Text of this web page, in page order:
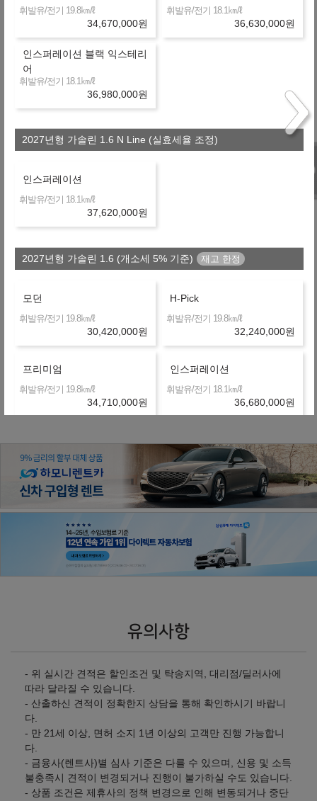
H 금융사
장기렌터카
539,800
+3,062,160
36개월
금융사
월 558,800
원
C 월 575,850 원
+4,359,960
금융사
온라인 비교
월 577,280
36개월
제휴 금융사
※ 약정거리 : 2만km/년
※ 보험 : 대인 무한, 대물 1억, 26세이상
유의사항
- 위 실시간 견적은 할인조건 및 탁송지역, 대리점/딜러사에
따라 달라질 수 있습니다.
- 산출하신 견적이 정확한지 상담을 통해 확인하시기 바랍니
다.
- 만 21세 이상, 면허 소지 1년 이상의 고객만 진행 가능합니
다.
- 금융사(렌트사)별 심사 기준은 다를 수 있으며, 신용 및 소득
불충족시 견적이 변경되거나 진행이 불가하실 수도 있습니다.
- 상품 조건은 제휴사의 정책 변경으로 인해 변동되거나 중단
휘발유/전기 19.8㎞/ℓ
34,670,000원
휘발유/전기 18.1 ㎞/ℓ
36,630,000원
인스퍼레이션 블랙 익스테리
어
휘발유/전기 18.1㎞/ℓ
36,980,000원
2027년형 가솔린 1.6 N Line (실효세율 조정)
인스퍼레이션
휘발유/전기 18.1㎞/ℓ
37,620,000원
2027년형 가솔린 1.6 (개소세 5% 기준)
모던
휘발유/전기 19.8㎞/ℓ
30,420,000원
H-Pick
휘발유/전기 19.8㎞/ℓ
32,240,000원
프리미엄
휘발유/전기 19.8㎞/ℓ
34,710,000원
인스퍼레이션
휘발유/전기 18.1㎞/ℓ
36,680,000원
휘발유/전기 18.1㎞/ℓ
37,030,000
원
인스퍼레이션
휘발유/전기 18.1㎞/ℓ
2025년형 가솔린 1.6 (실효세율 조정)
모던
휘발유/전기 19.8 ㎞/ℓ
30,980,000
원
H-Pick
휘발유/전기 19.8 ㎞/ℓ
31,900,000
프리미엄
휘발유/전기 19.8㎞/ℓ
34,020,000원
휘발유/전기 18.1㎞/ℓ
36,630,000원